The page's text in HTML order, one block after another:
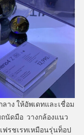
ลาง ให้อัพเดทและเชื่อม
นัดมือ วางกล้องแนว
ฟรชเรทเหมือนรุ่นท็อป